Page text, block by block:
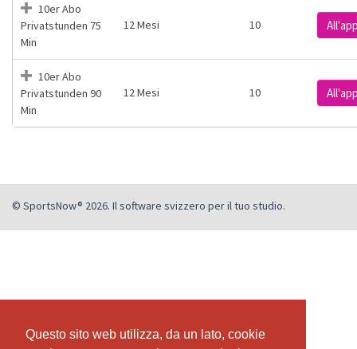
Questo sito web utilizza, da un lato, cookie
Questo sito web utilizza, da un lato, cookie
10er Abo
Privatstunden 75
Min
12 Mesi 10
10er Abo
Privatstunden 90
Min
12 Mesi 10
© SportsNow® 2026. Il software svizzero per il tuo studio.